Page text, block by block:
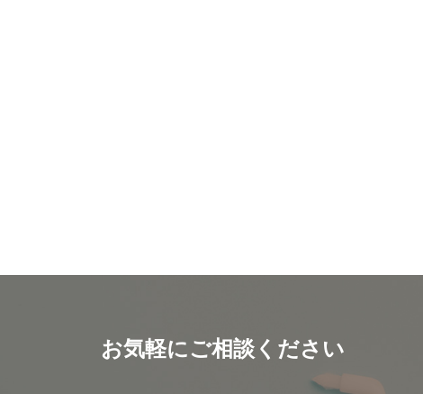
お気軽にご相談ください